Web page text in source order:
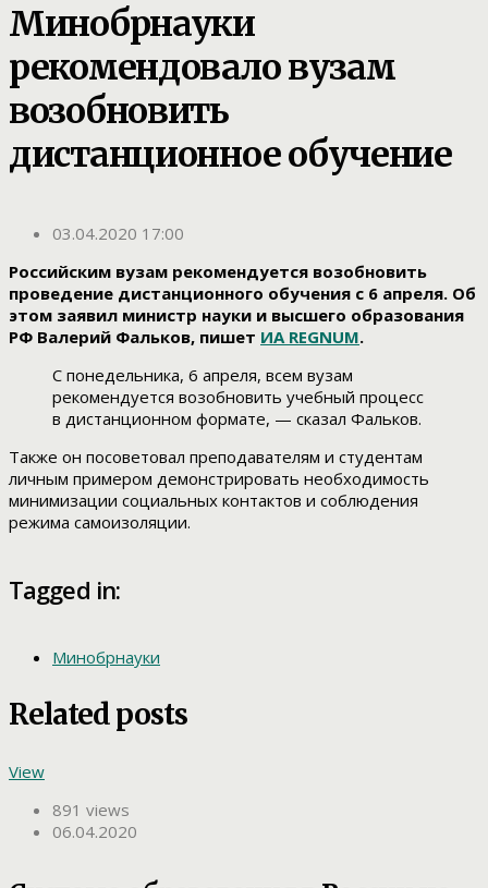
Минобрнауки
рекомендовало вузам
возобновить
дистанционное обучение
03.04.2020 17:00
Российским вузам рекомендуется возобновить
проведение дистанционного обучения с 6 апреля. Об
этом заявил министр науки и высшего образования
РФ Валерий Фальков, пишет ИА REGNUM.
С понедельника, 6 апреля, всем вузам
рекомендуется возобновить учебный процесс
в дистанционном формате, — сказал Фальков.
Также он посоветовал преподавателям и студентам
личным примером демонстрировать необходимость
минимизации социальных контактов и соблюдения
режима самоизоляции.
Tagged in:
Минобрнауки
Related posts
View
891 views
06.04.2020